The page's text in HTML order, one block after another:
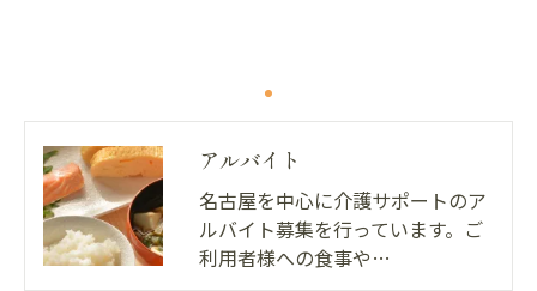
アルバイト
名古屋を中心に介護サポートのア
ルバイト募集を行っています。ご
利用者様への食事や…